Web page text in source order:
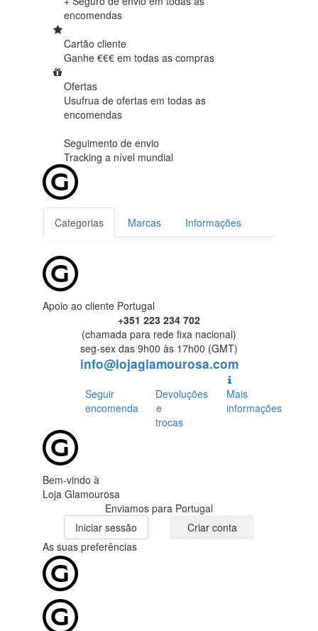
encomendas
Cartão cliente
Ganhe €€€ em todas as compras
Ofertas
Usufrua de ofertas em todas as
encomendas
Seguimento de envio
Tracking a nível mundial
Categorias Marcas Informações
Apoio ao cliente Portugal
+351 223 234 702
(chamada para rede fixa nacional)
seg-sex das 9h00 às 17h00 (GMT)
info@lojaglamourosa.com
Seguir
encomenda
Devoluções
e
trocas
Mais
informações
Bem-vindo à
Loja Glamourosa
Enviamos para Portugal
Iniciar sessão
Criar conta
As suas preferências